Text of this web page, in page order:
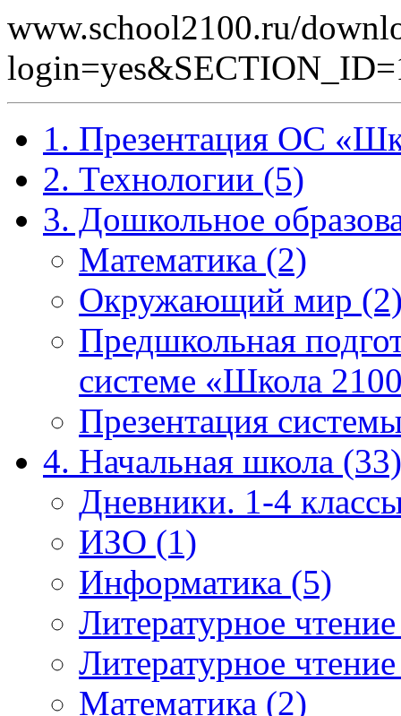
www.school2100.ru/
1. Презентация ОС
2. Технологии (5)
3. Дошкольное
Математика (2)
Окружающий мир
Предшкольная
системе «Школа
Презентация
4. Начальная школа (33)
Дневники. 1-4
ИЗО (1)
Информатика (5)
Литературное
Литературное
Математика (2)